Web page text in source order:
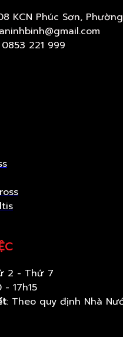
KCN Phúc Sơn,
221 999
2 - Thứ 7
17h15
: Theo quy định Nhà